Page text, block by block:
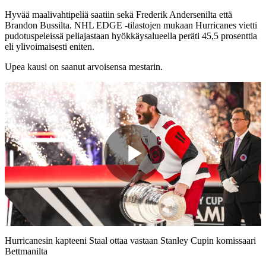
Hyvää maalivahtipeliä saatiin sekä Frederik Andersenilta että
Brandon Bussilta. NHL EDGE -tilastojen mukaan Hurricanes vietti
pudotuspeleissä peliajastaan hyökkäysalueella peräti 45,5 prosenttia
eli ylivoimaisesti eniten.
Upea kausi on saanut arvoisensa mestarin.
Play
Video
Hurricanesin kapteeni Staal ottaa vastaan Stanley Cupin komissaari
Bettmanilta